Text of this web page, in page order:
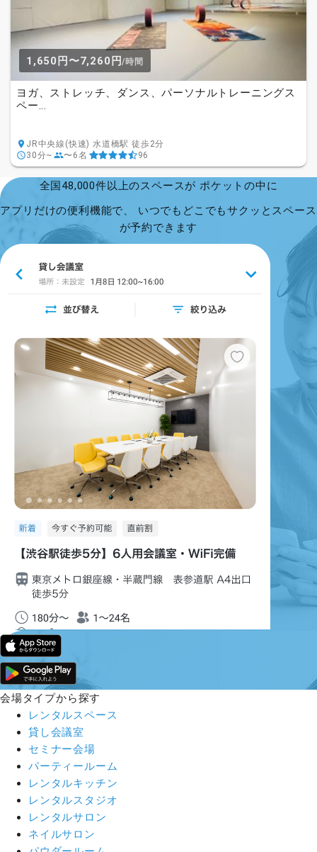
1,650円〜7,260円/時間
ヨガ、ストレッチ、ダンス、パーソナルトレーニングス
ペー...
JR中央線(快速) 水道橋駅 徒歩2分
30分~
〜6名 96
全国48,000件以上のスペースが ポケットの中に
アプリだけの便利機能で、 いつでもどこでもサクッとスペース
が予約できます
会場タイプから探す
レンタルスペース
貸し会議室
セミナー会場
パーティールーム
レンタルキッチン
レンタルスタジオ
レンタルサロン
ネイルサロン